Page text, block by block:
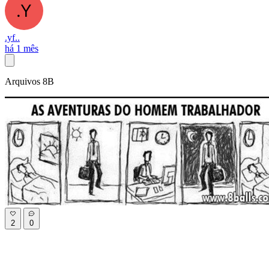
.yf..
há 1 mês
Arquivos 8B
2 0